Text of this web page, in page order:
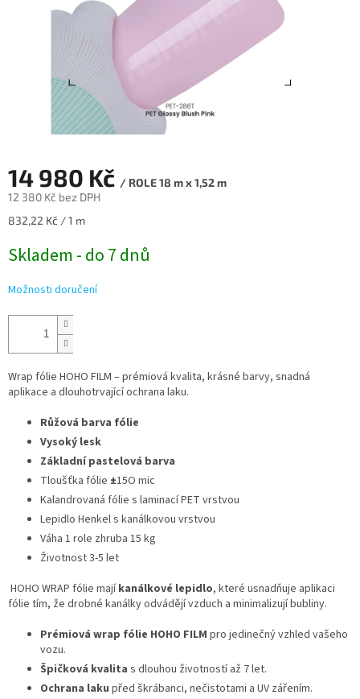
14 980 Kč / ROLE 18 m x 1,52 m
12 380 Kč bez DPH
Měrná
832,22 Kč / 1 m
Skladem - do 7 dnů
Možnosti doručení
Wrap fólie HOHO FILM – prémiová kvalita, krásné barvy, snadná
aplikace a dlouhotrvající ochrana laku.
Růžová barva fólie
Vysoký lesk
Základní pastelová barva
Tloušťka fólie ±15O mic
Kalandrovaná fólie s laminací PET vrstvou
Lepidlo Henkel s kanálkovou vrstvou
Váha 1 role zhruba 15 kg
Životnost 3-5 let
HOHO WRAP fólie majíkanálkové lepidlo, které usnadňuje aplikaci
fólie tím, že drobné kanálky odvádějí vzduch a minimalizují bubliny.
Prémiová wrap fólie HOHO FILM pro jedinečný vzhled vašeho
vozu.
Špičková kvalita s dlouhou životností až 7 let.
Ochrana laku před škrábanci, nečistotami a UV zářením.